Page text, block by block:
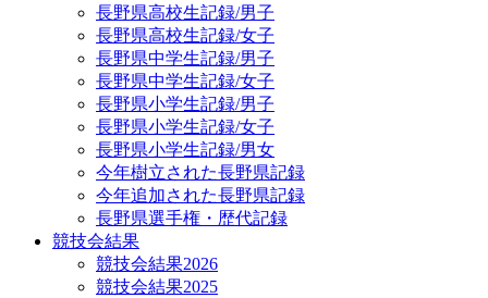
長野県高校生記録/男子
長野県高校生記録/女子
長野県中学生記録/男子
長野県中学生記録/女子
長野県小学生記録/男子
長野県小学生記録/女子
長野県小学生記録/男女
今年樹立された長野県記録
今年追加された長野県記録
長野県選手権・歴代記録
競技会結果
競技会結果2026
競技会結果2025